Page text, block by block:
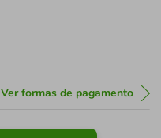
Ver formas de pagamento